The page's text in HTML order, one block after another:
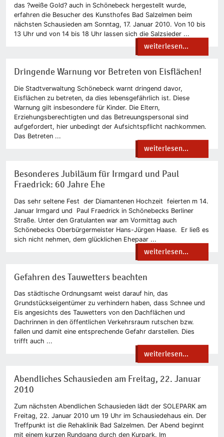
das ?weiße Gold? auch in Schönebeck hergestellt wurde,
erfahren die Besucher des Kunsthofes Bad Salzelmen beim
nächsten Schausieden am Sonntag, 17. Januar 2010. Von 10 bis
13 Uhr und von 14 bis 18 Uhr lassen sich die Salzsieder ...
weiterlesen...
Dringende Warnung vor Betreten von Eisflächen!
Die Stadtverwaltung Schönebeck warnt dringend davor,
Eisflächen zu betreten, da dies lebensgefährlich ist. Diese
Warnung gilt insbesondere für Kinder. Die Eltern,
Erziehungsberechtigten und das Betreuungspersonal sind
aufgefordert, hier unbedingt der Aufsichtspflicht nachkommen.
Das Betreten ...
weiterlesen...
Besonderes Jubiläum für Irmgard und Paul
Fraedrick: 60 Jahre Ehe
Das sehr seltene Fest der Diamantenen Hochzeit feierten m 14.
Januar Irmgard und Paul Fraedrick in Schönebecks Berliner
Straße. Unter den Gratulanten war am Vormittag auch
Schönebecks Oberbürgermeister Hans-Jürgen Haase. Er ließ es
sich nicht nehmen, dem glücklichen Ehepaar ...
weiterlesen...
Gefahren des Tauwetters beachten
Das städtische Ordnungsamt weist darauf hin, das
Grundstückseigentümer zu verhindern haben, dass Schnee und
Eis angesichts des Tauwetters von den Dachflächen und
Dachrinnen in den öffentlichen Verkehrsraum rutschen bzw.
fallen und damit eine entsprechende Gefahr darstellen. Dies
trifft auch ...
weiterlesen...
Abendliches Schausieden am Freitag, 22. Januar
2010
Zum nächsten Abendlichen Schausieden lädt der SOLEPARK am
Freitag, 22. Januar 2010 um 19 Uhr im Schausiedehaus ein. Der
Treffpunkt ist die Rehaklinik Bad Salzelmen. Der Abend beginnt
mit einem kurzen Rundgang durch den Kurpark. Im